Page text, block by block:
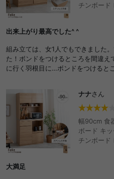
チンボード
ム テレワー
おしゃれ
出来上がり最高でした^ ^
組み立ては、女1人でもできました
た！ボンドをつけるところを間違
に行く羽根目に…ボンドをつけると
ナナさん
幅90cm 食
ボード キ
チンボード
大満足